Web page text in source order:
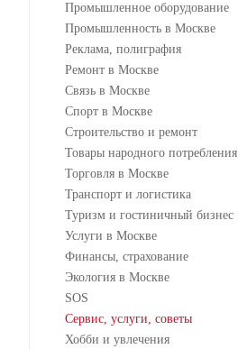
Промышленное оборудование
Промышленность в Москве
Реклама, полиграфия
Ремонт в Москве
Связь в Москве
Спорт в Москве
Строительство и ремонт
Товары народного потребления
Торговля в Москве
Транспорт и логистика
Туризм и гостиничный бизнес
Услуги в Москве
Финансы, страхование
Экология в Москве
SOS
Сервис, услуги, советы
Хобби и увлечения